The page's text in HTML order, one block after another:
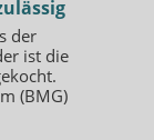
der
ist die
(BMG)